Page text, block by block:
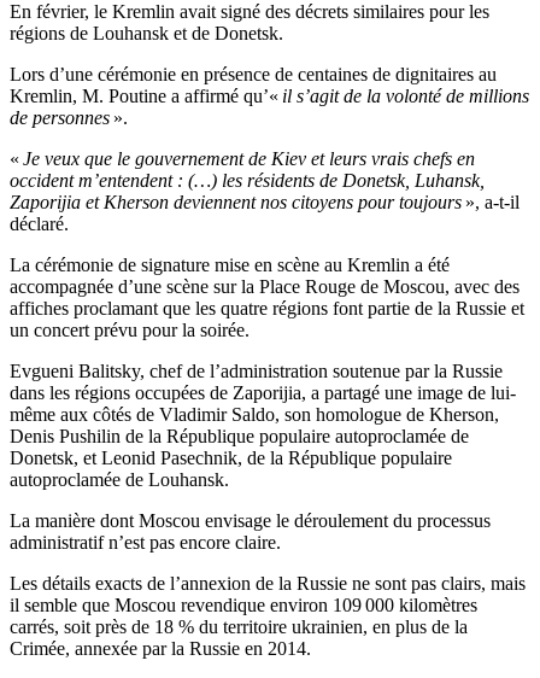
En février, le Kremlin avait signé des décrets similaires pour les
régions de Louhansk et de Donetsk.
Lors d’une cérémonie en présence de centaines de dignitaires au
Kremlin, M. Poutine a affirmé qu’« il s’agit de la volonté de millions
de personnes ».
« Je veux que le gouvernement de Kiev et leurs vrais chefs en
occident m’entendent : (…) les résidents de Donetsk, Luhansk,
Zaporijia et Kherson deviennent nos citoyens pour toujours », a-t-il
déclaré.
La cérémonie de signature mise en scène au Kremlin a été
accompagnée d’une scène sur la Place Rouge de Moscou, avec des
affiches proclamant que les quatre régions font partie de la Russie et
un concert prévu pour la soirée.
Evgueni Balitsky, chef de l’administration soutenue par la Russie
dans les régions occupées de Zaporijia, a partagé une image de lui-
même aux côtés de Vladimir Saldo, son homologue de Kherson,
Denis Pushilin de la République populaire autoproclamée de
Donetsk, et Leonid Pasechnik, de la République populaire
autoproclamée de Louhansk.
La manière dont Moscou envisage le déroulement du processus
administratif n’est pas encore claire.
Les détails exacts de l’annexion de la Russie ne sont pas clairs, mais
il semble que Moscou revendique environ 109 000 kilomètres
carrés, soit près de 18 % du territoire ukrainien, en plus de la
Crimée, annexée par la Russie en 2014.